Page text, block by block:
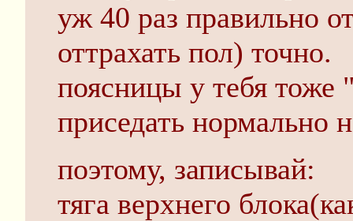
уж 40 раз правильно
оттрахать пол) точно.
поясницы у тебя тоже
приседать нормально
поэтому, записывай:
тяга верхнего